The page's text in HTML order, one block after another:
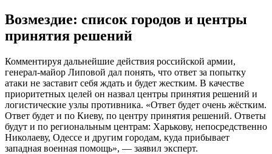
Возмездие: список городов и центры
принятия решений
Комментируя дальнейшие действия российской армии,
генерал-майор Липовой дал понять, что ответ за попытку
атаки не заставит себя ждать и будет жестким. В качестве
приоритетных целей он назвал центры принятия решений и
логистические узлы противника. «Ответ будет очень жёстким.
Ответ будет и по Киеву, по центру принятия решений. Ответы
будут и по региональным центрам: Харькову, непосредственно
Николаеву, Одессе и другим городам, куда прибывает
западная военная помощь», — заявил эксперт.